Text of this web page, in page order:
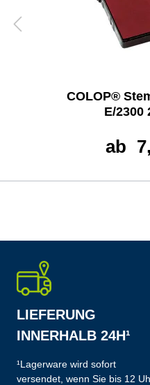
COLOP®
E/2300
ab
LIEFERUNG
INNERHALB 24H¹
¹Lagerware wird sofort
versendet, wenn Sie bis 12